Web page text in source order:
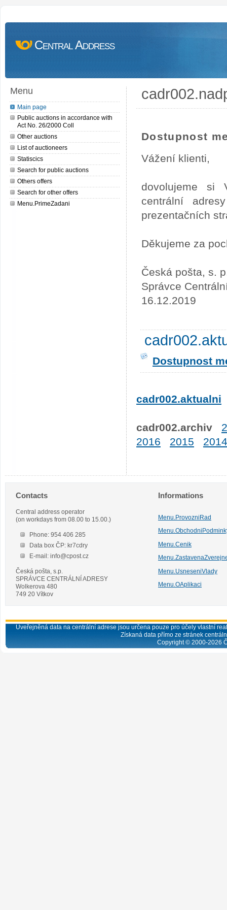
Central Address
Menu
Main page
Public auctions in accordance with
Act No. 26/2000 Coll
Other auctions
List of auctioneers
Statiscics
Search for public auctions
Others offers
Search for other offers
Menu.PrimeZadani
Dostupnost
Vážení klienti,
dovolujeme si
centrální
prezentačních
Děkujeme za
Česká pošta, s.
Správce
16.12.2019
Dostupnost
cadr002.aktualni
cadr002.archiv
2016
2015 2014
Contacts
Central address operator
(on workdays from 08.00 to 15.00.)
Phone: 954 406 285
Data box ČP: kr7cdry
E-mail: info@cpost.cz
Česká pošta, s.p.
SPRÁVCE CENTRÁLNÍ ADRESY
Wolkerova 480
749 20 Vítkov
Informations
Menu.ProvozniRad
Menu.Cenik
Menu.UsneseniVlady
Menu.OAplikaci
Uveřejněná data na centrální adrese jsou určena pouze pro účely vlastní
Získaná data přímo ze stránek
Copyright © 2000-2026